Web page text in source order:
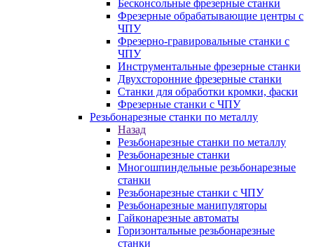
Бесконсольные фрезерные станки
Фрезерные обрабатывающие центры с
ЧПУ
Фрезерно-гравировальные станки с
ЧПУ
Инструментальные фрезерные станки
Двухсторонние фрезерные станки
Станки для обработки кромки, фаски
Фрезерные станки с ЧПУ
Резьбонарезные станки по металлу
Назад
Резьбонарезные станки по металлу
Резьбонарезные станки
Многошпиндельные резьбонарезные
станки
Резьбонарезные станки с ЧПУ
Резьбонарезные манипуляторы
Гайконарезные автоматы
Горизонтальные резьбонарезные
станки